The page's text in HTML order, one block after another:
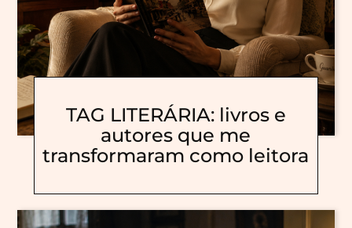
TAG LITERÁRIA: livros e
autores que me
transformaram como leitora